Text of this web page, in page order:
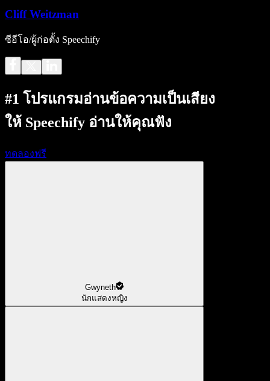
Cliff Weitzman
ซีอีโอ/ผู้ก่อตั้ง Speechify
#1 โปรแกรมอ่านข้อความเป็นเสียง
ให้ Speechify อ่านให้คุณฟัง
ทดลองฟรี
Gwyneth
นักแสดงหญิง